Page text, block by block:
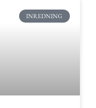
INREDNING